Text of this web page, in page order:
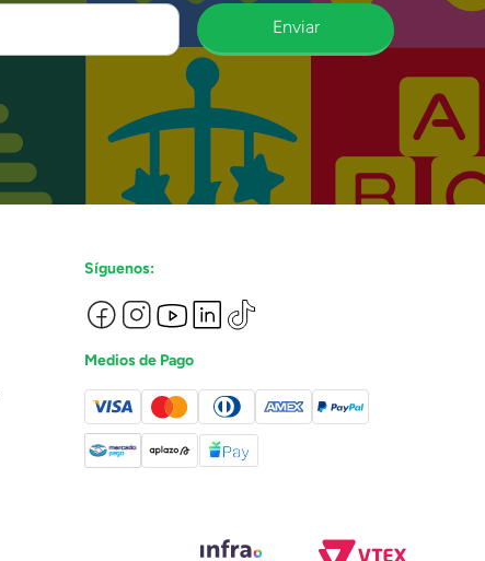
Enviar
Síguenos:
Medios de Pago